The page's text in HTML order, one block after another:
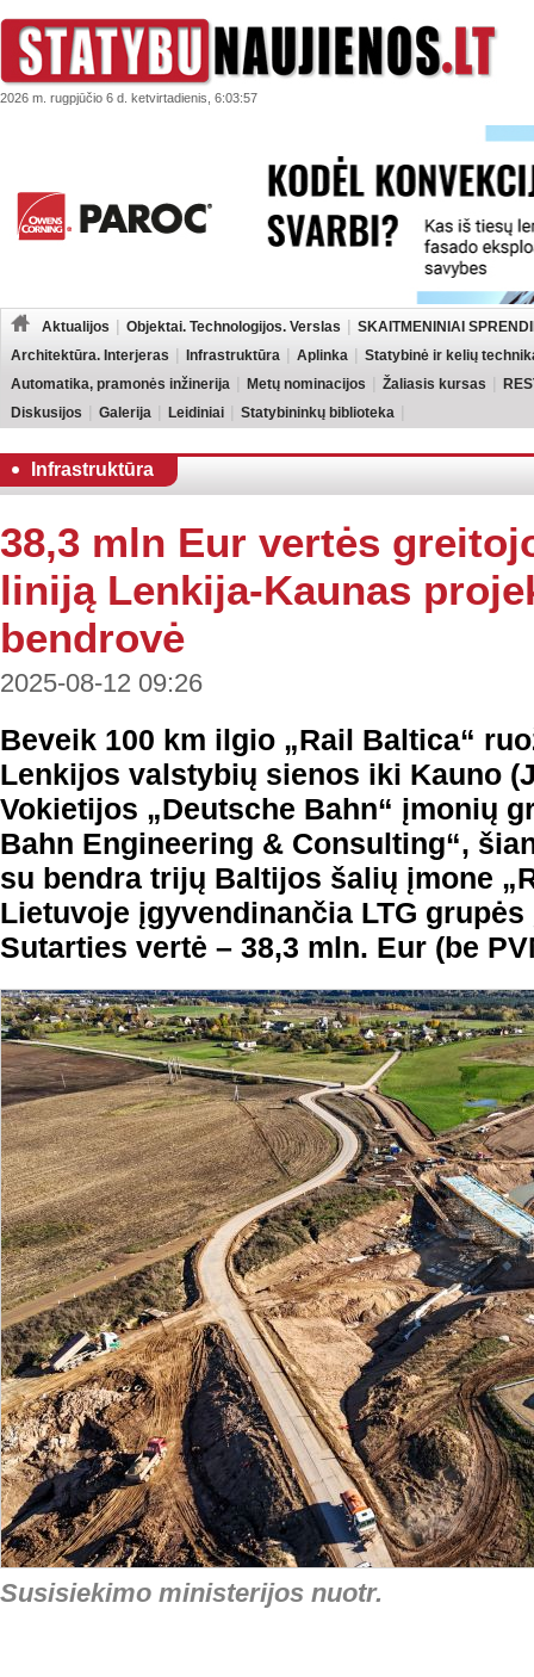
2026 m. rugpjūčio 6 d. ketvirtadienis, 6:03:57
Aktualijos Objektai. Technologijos. Verslas
SKAITMENINIAI
Architektūra. Interjeras
Infrastruktūra Aplinka
Statybinė ir kelių
Automatika, pramonės inžinerija
Metų nominacijos Žaliasis kursas
Diskusijos
Galerija Leidiniai Statybininkų biblioteka
Infrastruktūra
38,3 mln Eur vertės
liniją Lenkija-Kaunas
bendrovė
2025-08-12 09:26
Beveik 100 km ilgio „Rail Baltica“
Lenkijos valstybių sienos iki Kauno
Vokietijos „Deutsche Bahn“ įmonių
Bahn Engineering & Consulting“,
su bendra trijų Baltijos šalių įmone
Lietuvoje įgyvendinančia LTG grupės
Sutarties vertė – 38,3 mln. Eur (be
Susisiekimo ministerijos nuotr.